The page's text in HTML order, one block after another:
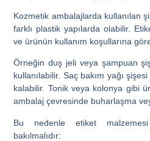
Kozmetik ambalajlarda kullanılan
farklı plastik yapılarda olabilir.
ve ürünün kullanım koşullarına
Örneğin duş jeli veya şampuan
kullanılabilir. Saç bakım yağı
kalabilir. Tonik veya kolonya gibi
ambalaj çevresinde buharlaşma
Bu nedenle etiket
bakılmalıdır: